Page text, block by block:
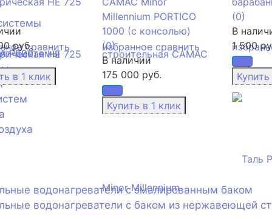
системы
водонагреватели с эмалированным баком
водонагреватели с баком из нержавеющей
сравнить
руб.
избранное сравнить
Millennium PORTICO
1000 (с консолью)
(0)
В наличии
175 000 руб.
(0)
В
1 500